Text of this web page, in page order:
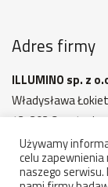
Adres firmy
ILLUMINO sp. z
Władysława
42-202
MAPA DOJAZDU
Godziny otwarcia:
Używamy
celu
naszego serwisu.